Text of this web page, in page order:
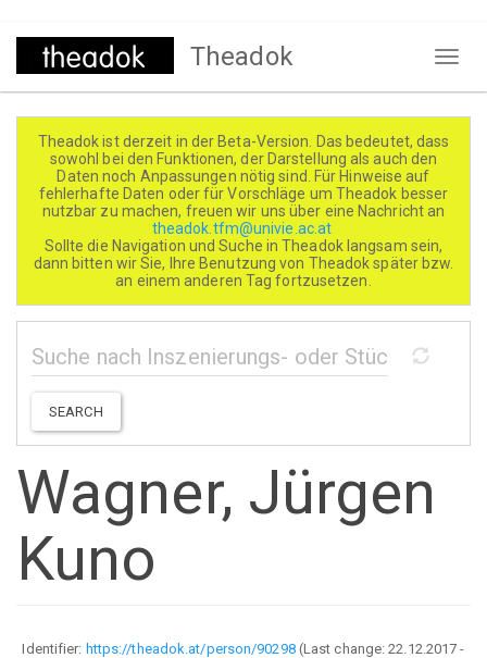
Direkt
Theadok
Theadok ist derzeit in der Beta-Version. Das bedeutet, dass
sowohl bei den Funktionen, der Darstellung als auch den
Daten noch Anpassungen nötig sind. Für Hinweise auf
fehlerhafte Daten oder für Vorschläge um Theadok besser
nutzbar zu machen, freuen wir uns über eine Nachricht an
theadok.tfm@univie.ac.at
Sollte die Navigation und Suche in Theadok langsam sein,
dann bitten wir Sie, Ihre Benutzung von Theadok später bzw.
an einem anderen Tag fortzusetzen.
SEARCH
Wagner, Jürgen
Kuno
Identifier: https://theadok.at/person/90298(Last change:22.12.2017 -